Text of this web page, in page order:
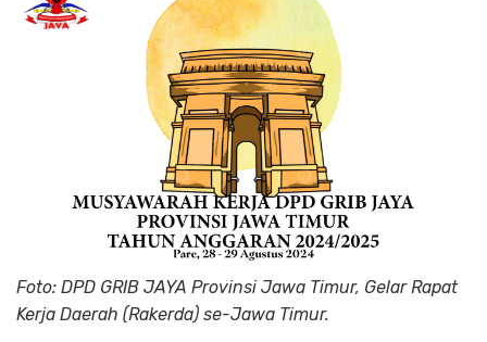
Foto: DPD GRIB JAYA Provinsi Jawa Timur, Gelar Rapat
Kerja Daerah (Rakerda) se-Jawa Timur.